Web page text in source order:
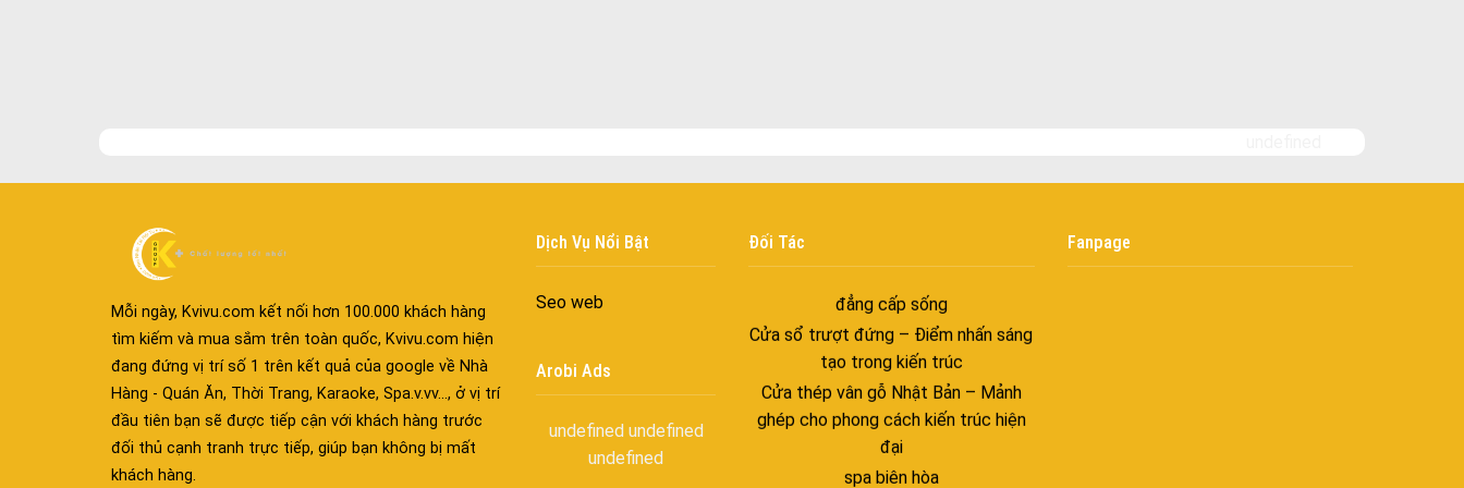
Mỗi ngày, Kvivu.com kết nối hơn 100.000 khách hàng
tìm kiếm và mua sắm trên toàn quốc, Kvivu.com hiện
đang đứng vị trí số 1 trên kết quả của google về Nhà
Hàng - Quán Ăn, Thời Trang, Karaoke, Spa.v.vv..., ở vị trí
đầu tiên bạn sẽ được tiếp cận với khách hàng trước
đối thủ cạnh tranh trực tiếp, giúp bạn không bị mất
khách hàng.
Dịch Vụ Nổi Bật
Seo web
Arobi Ads
undefined undefined
undefined
Đối Tác
Cửa sổ trượt đứng – Điểm nhấn sáng
tạo trong kiến trúc
Cửa thép vân gỗ Nhật Bản – Mảnh
ghép cho phong cách kiến trúc hiện
đại
spa biên hòa
Fanpage